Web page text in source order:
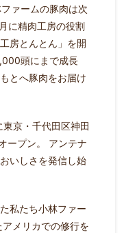
ァームの豚肉は次
に精肉工房の役割
房とんとん」を開
頭にまで成長
とへ豚肉をお届け
京・千代田区神田
ープン。
アンテナ
いしさを発信し始
私たち小林ファー
メリカでの修行を